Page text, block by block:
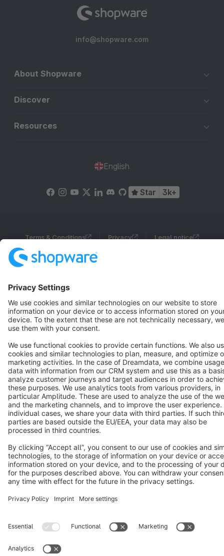
info@shopware.com
About Shopware
Discover
Resources
English
Star 3k+
Terms & Conditions Privacy Legal notice
Cookie settings
Notice: * All prices are quoted net of the statutory value-added tax